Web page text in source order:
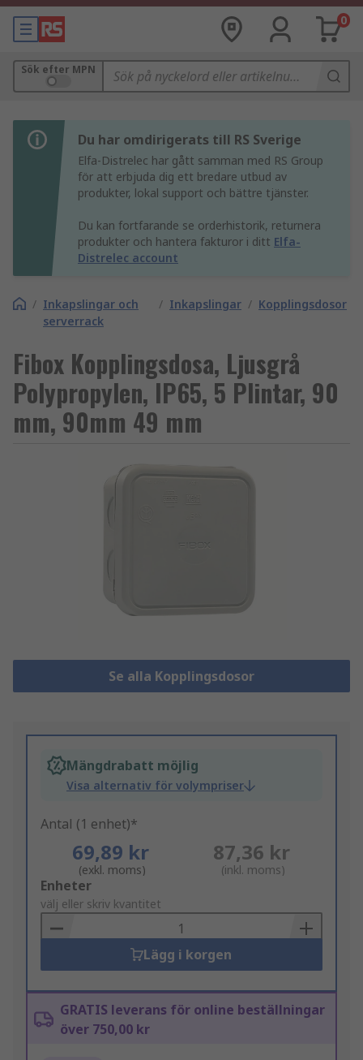
0
Sök efter MPN
Du har omdirigerats till RS Sverige
Elfa-Distrelec har gått samman med RS Group
för att erbjuda dig ett bredare utbud av
produkter, lokal support och bättre tjänster.
Du kan fortfarande se orderhistorik, returnera
produkter och hantera fakturor i ditt Elfa-
Distrelec account
/ Inkapslingar och
serverrack
/ Inkapslingar / Kopplingsdosor
Fibox Kopplingsdosa, Ljusgrå
Polypropylen, IP65, 5 Plintar, 90
mm, 90mm 49 mm
Se alla Kopplingsdosor
Mängdrabatt möjlig
Visa alternativ för volympriser
Antal (1 enhet)*
69,89 kr
(exkl. moms)
87,36 kr
(inkl. moms)
Add
to
Basket
Enheter
välj eller skriv kvantitet
Lägg i korgen
GRATIS leverans för online beställningar
över 750,00 kr